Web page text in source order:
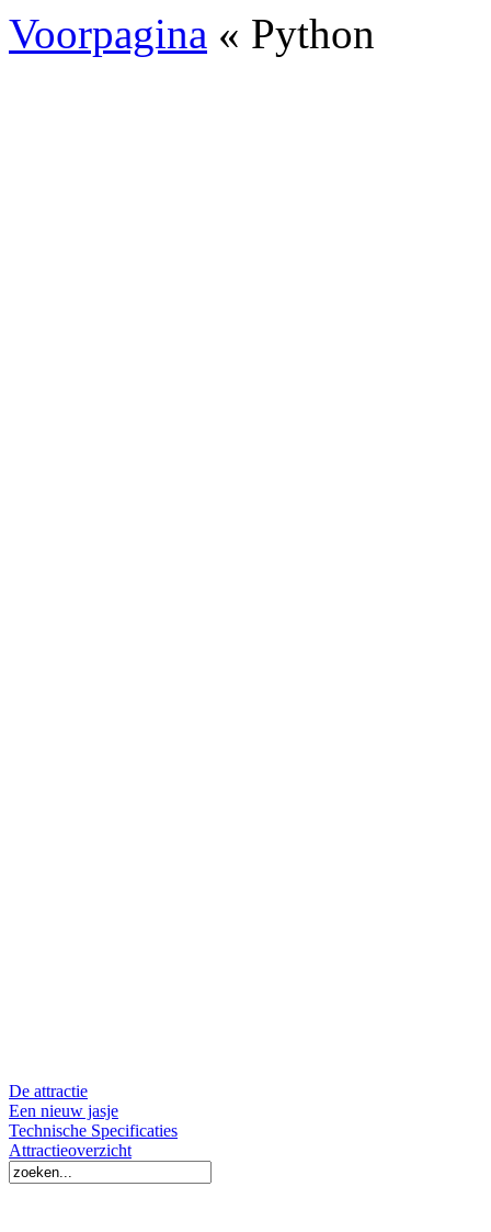
Voorpagina « Python
De attractie
Een nieuw jasje
Technische Specificaties
Attractieoverzicht